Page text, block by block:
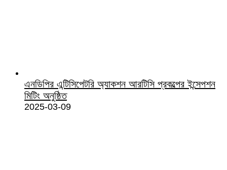
এনডিপির এন্টিসিপেটরি অ্যাকশন আরটিসি প্রকল্পের ইন্সেপশন
মিটিং অনুষ্ঠিত
2025-03-09